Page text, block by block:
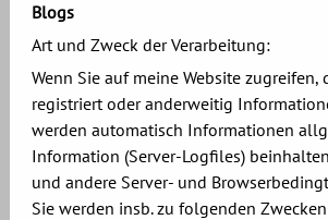
Blogs
Art und Zweck der Verarbeitung:
Wenn Sie auf meine Website zugreifen,
registriert oder anderweitig
werden automatisch Informationen
Information (Server-Logfiles)
und andere Server- und
Sie werden insb. zu folgenden